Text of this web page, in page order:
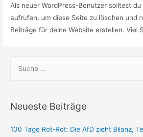
Als neuer WordPress-Benutzer solltest du
aufrufen, um diese Seite zu löschen und
Beiträge für deine Website erstellen. Viel
h
n
Neueste Beiträge
100 Tage Rot-Rot: Die AfD zieht Bilanz,